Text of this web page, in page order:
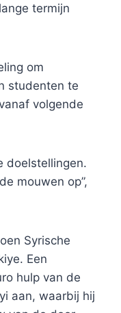
termijn
om
studenten te
volgende
doelstellingen.
mouwen op”,
Syrische
Een
hulp van de
aan, waarbij hij